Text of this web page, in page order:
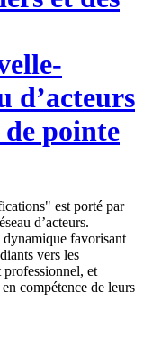
d’acteurs
pointe
est porté par
d’acteurs.
dynamique favorisant
vers les
professionnel, et
compétence de leurs